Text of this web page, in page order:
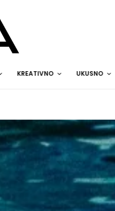
KREATIVNO UKUSNO